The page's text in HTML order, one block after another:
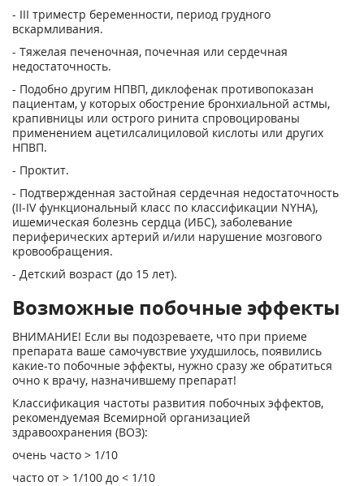
- III триместр беременности, период грудного
вскармливания.
- Тяжелая печеночная, почечная или сердечная
недостаточность.
- Подобно другим НПВП, диклофенак противопоказан
пациентам, у которых обострение бронхиальной астмы,
крапивницы или острого ринита спровоцированы
применением ацетилсалициловой кислоты или других
НПВП.
- Проктит.
- Подтвержденная застойная сердечная недостаточность
(II-IV функциональный класс по классификации NYHA),
ишемическая болезнь сердца (ИБС), заболевание
периферических артерий и/или нарушение мозгового
кровообращения.
- Детский возраст (до 15 лет).
Возможные побочные эффекты
ВНИМАНИЕ! Если вы подозреваете, что при приеме
препарата ваше самочувствие ухудшилось, появились
какие-то побочные эффекты, нужно сразу же обратиться
очно к врачу, назначившему препарат!
Классификация частоты развития побочных эффектов,
рекомендуемая Всемирной организацией
здравоохранения (ВОЗ):
очень часто > 1/10
часто от > 1/100 до < 1/10